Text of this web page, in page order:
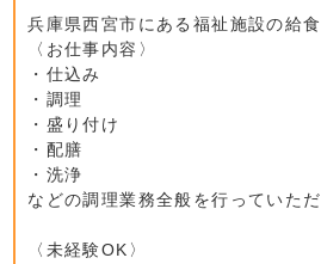
兵庫県西宮市にある福祉施設の給
〈お仕事内容〉
・仕込み
・調理
・盛り付け
・配膳
・洗浄
などの調理業務全般を行っていただ
〈未経験OK〉